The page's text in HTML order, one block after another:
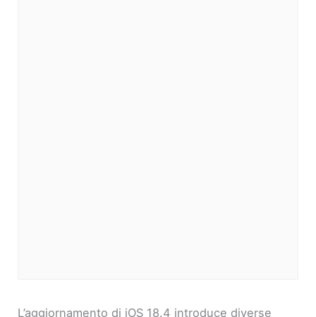
L’aggiornamento di iOS 18.4 introduce diverse